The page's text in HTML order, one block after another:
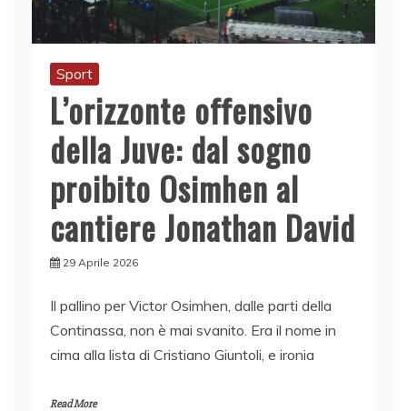
Sport
L’orizzonte offensivo
della Juve: dal sogno
proibito Osimhen al
cantiere Jonathan David
29 Aprile 2026
Il pallino per Victor Osimhen, dalle parti della
Continassa, non è mai svanito. Era il nome in
cima alla lista di Cristiano Giuntoli, e ironia
Read More